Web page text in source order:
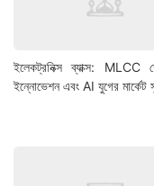
ইলেকট্রনিক্স ব্যাক্স: MLCC
ইন্নোভেশন এবং AI যুগের মার্কেট